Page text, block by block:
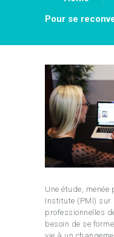
Pour se
Une étude,
Institute (PMI) sur
professionnelles
besoin de se